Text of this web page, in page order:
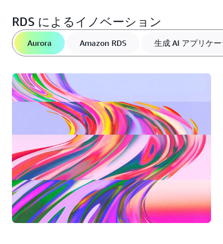
RDS によるイノベーション
Aurora Amazon RDS 生成 AI アプリケ